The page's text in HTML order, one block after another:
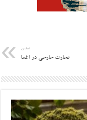
بعدی
تجارت خارجی در اغما